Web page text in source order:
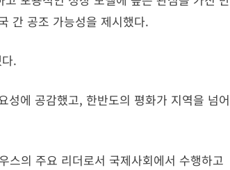
간 공조 가능성을 제시했다.
.
에 공감했고, 한반도의 평화가 지역을 넘어
스의 주요 리더로서 국제사회에서 수행하고